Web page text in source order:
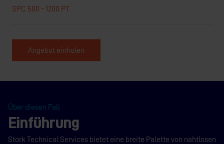
SPC 500 - 1200 PT
Angebot einholen
Über diesen Fall
Einführung
Stork Technical Services bietet eine breite Palette von nahtlosen